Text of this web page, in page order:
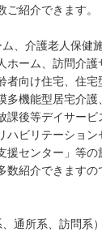
紹介できます。
、介護老人保健
ホーム、訪問介
者向け住宅、住
多機能型居宅介
課後等デイサー
ハビリテーショ
援センター」等
数紹介できますの
通所系、訪問系